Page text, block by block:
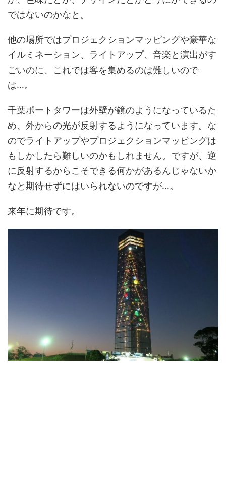
ではないのかなと。
他の場所ではプロジェクションマッピングや豪華な
イルミネーション、ライトアップ、音楽と演出がす
ごいのに、これでは客を集めるのは難しいので
は…。
千葉ポートタワーは外壁が鏡のようになっているた
め、外からの光が反射するようになっています。な
のでライトアップやプロジェクションマッピングは
もしかしたら難しいのかもしれません。ですが、逆
に反射するからこそできる何かがあるんじゃないか
なと期待せずにはいられないのですが…。
来年に期待です。